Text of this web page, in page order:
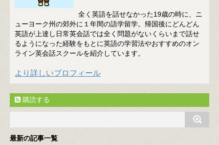
全く英語を話せなかった19歳の時に、ニ
ューヨーク州の郊外に１年間の語学留学。帰国後にどんどん
英語が上達し日常英会話では全く問題がないくらいまで話せ
るようになった経験をもとに英語の学習法やおすすめのオン
ライン英会話スクールを紹介しています。
より詳しいプロフィール
購読する
最新の記事一覧